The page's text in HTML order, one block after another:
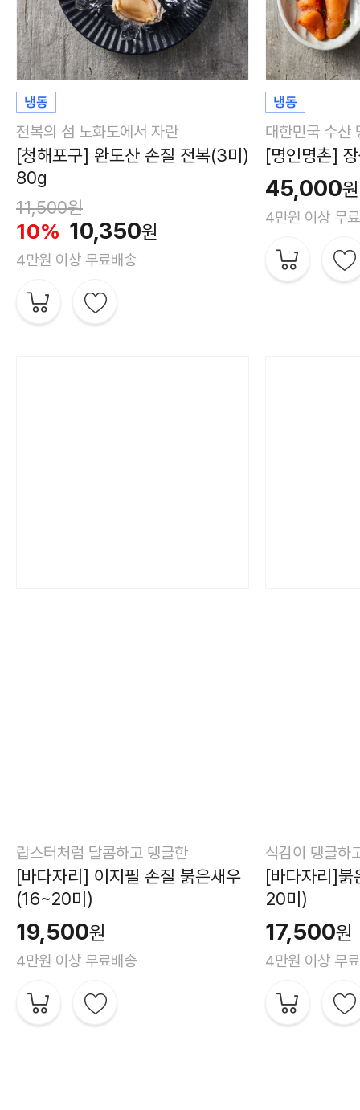
전복의 섬 노화도에서 자란
[청해포구] 완도산 손질 전복(3미)
80g
11,500원
10% 10,350원
4만원 이상 무료배송
대한민국 수산
[명인명촌]
45,000원
4만원 이상 무
랍스터처럼 달콤하고 탱글한
[바다자리] 이지필 손질 붉은새우
(16~20미)
19,500원
4만원 이상 무료배송
식감이 탱글하
[바다자리]
20미)
17,500원
4만원 이상 무